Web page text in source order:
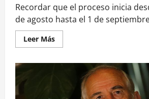
Recordar que el proceso inicia
de agosto hasta el 1 de
Leer MásLeer
más